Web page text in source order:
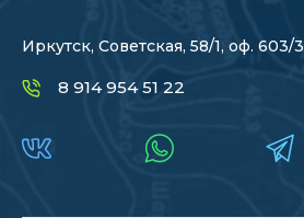
Иркутск, Советская, 58/1, оф. 603/3
8 914 954 51 22